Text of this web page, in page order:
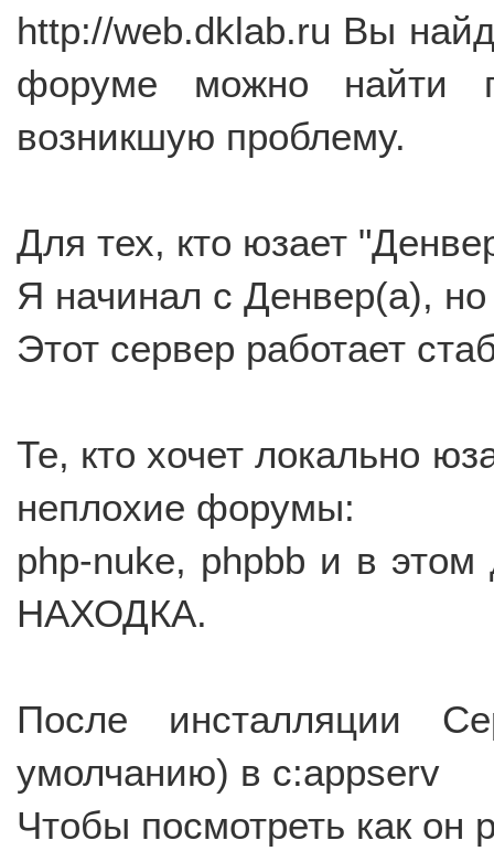
http://web.dklab.ru Вы
форуме можно найти
возникшую проблему.
Для тех, кто юзает
Я начинал с Денвер(а),
Этот сервер работает
Те, кто хочет локально
неплохие форумы:
php-nuke, phpbb и в
НАХОДКА.
После инсталляции
умолчанию) в c:appserv
Чтобы посмотреть как он